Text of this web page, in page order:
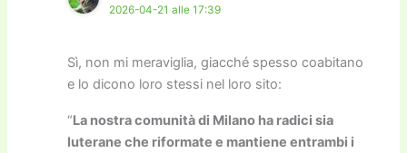
2026-04-21 alle 17:39
Sì, non mi meraviglia, giacché spesso coabitano
e lo dicono loro stessi nel loro sito:
“La nostra comunità di Milano ha radici sia
luterane che riformate e mantiene entrambi i